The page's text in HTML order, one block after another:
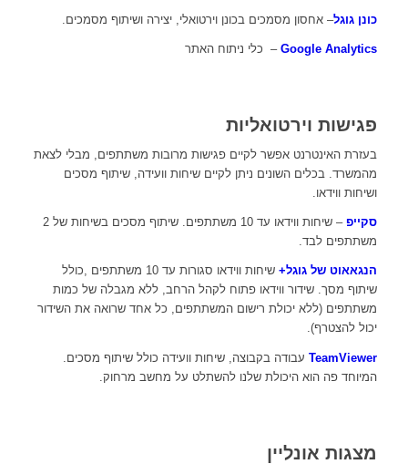
כונן גוגל– אחסון מסמכים בכונן וירטואלי, יצירה ושיתוף מסמכים.
Google Analytics– כלי ניתוח האתר
פגישות וירטואליות
בעזרת האינטרנט אפשר לקיים פגישות מרובות משתתפים, מבלי לצאת
מהמשרד. בכלים השונים ניתן לקיים שיחות וועידה, שיתוף מסכים
ושיחות ווידאו.
סקייפ
– שיחות ווידאו עד 10 משתתפים. שיתוף מסכים בשיחות של 2
משתתפים לבד.
הנגאאוט של גוגל+
שיחות ווידאו סגורות עד 10 משתתפים ,כולל
שיתוף מסך. שידור ווידאו פתוח לקהל הרחב, ללא מגבלה של כמות
משתתפים (ללא יכולת רישום המשתתפים, כל אחד שרואה את השידור
יכול להצטרף).
TeamViewerעבודה בקבוצה, שיחות וועידה כולל שיתוף מסכים.
המיוחד פה הוא היכולת שלנו להשתלט על מחשב מרחוק.
מצגות אונליין